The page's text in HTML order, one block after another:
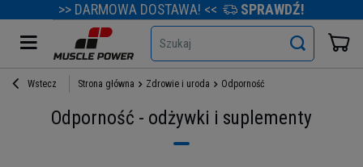
>> DARMOWA DOSTAWA! << SPRAWDŹ!
Szukaj
Wstecz Strona główna Zdrowie i uroda Odporność
Odporność - odżywki i suplementy